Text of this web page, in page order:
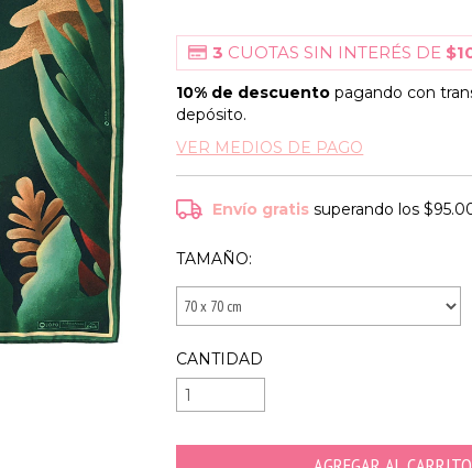
3 CUOTAS SIN INTERÉS DE
10% de descuento pagando con
depósito.
VER MEDIOS DE PAGO
Envío gratis superando los
TAMAÑO:
CANTIDAD